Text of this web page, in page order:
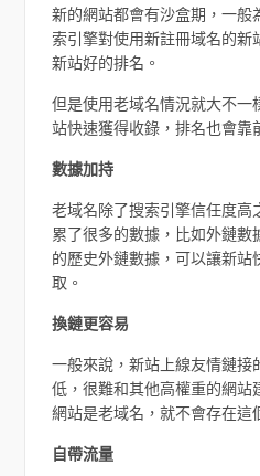
新的網站都會有沙盒期，一般
索引擎對使用新註冊域名的
新站好的排名。
但是使用老域名情況就大不一
站快速獲得收錄，排名也會靠
數據加持
老域名除了搜索引擎信任度高
累了很多的數據，比如外鏈數
的歷史外鏈數據，可以讓新站
取。
換鏈更容易
一般來說，新站上線友情鏈接
低，很難和其他高權重的網站
網站是老域名，就不會存在這
自帶流量